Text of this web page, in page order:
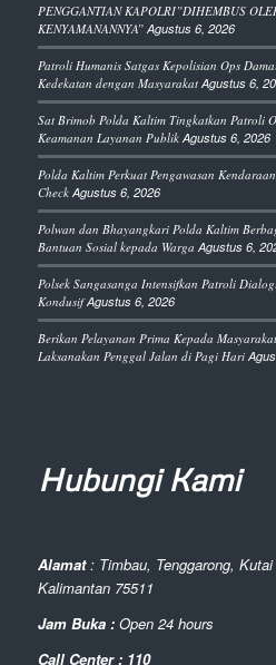
PENGGANTIAN KAPOLRI”DIHEMBUS
KENYAMANANNYA” Agustus 6, 2026
Patroli Humanis Satgas Kepolisian Ops
Kedekatan dengan Masyarakat Agustus 6,
Sat Brimob Polda Kaltim Tingkatkan Patroli
Keamanan Layanan Publik Agustus 6, 2026
Polda Kaltim Perkuat Pengawasan
Check Agustus 6, 2026
Polwan dan Bhayangkari Polda Kaltim
Bantuan Sosial kepada Warga Agustus 6,
Polsek Sangasanga Intensifkan Patroli
Kondusif Agustus 6, 2026
Berikan Pelayanan Prima Kepada
Laksanakan Penggal Jalan di Pagi Hari
Hubungi Kami
Alamat: Timbau, Tenggarong,
Kalimantan 75511
Jam Buka : Open 24 hours
Call Center : 110